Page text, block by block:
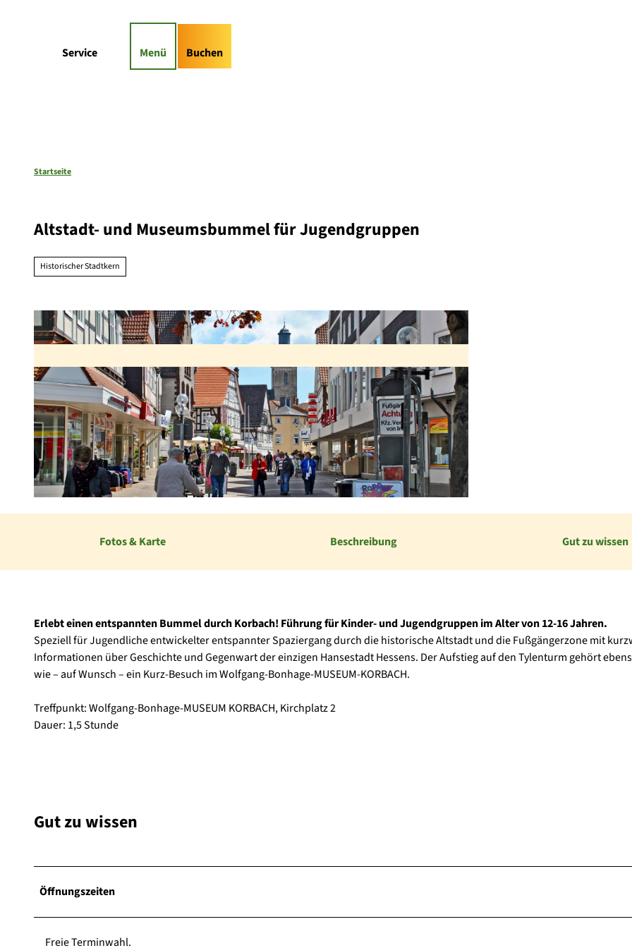
Service Menü Buchen
Startseite
Altstadt- und Museumsbummel für Jugendgruppen
Historischer Stadtkern
Fotos & Karte Beschreibung Gut zu wissen
Erlebt einen entspannten Bummel durch Korbach! Führung für Kinder- und Jugendgruppen im Alter von 12-16 Jahren.
Speziell für Jugendliche entwickelter entspannter Spaziergang durch die historische Altstadt und die Fußgängerzone mit
Informationen über Geschichte und Gegenwart der einzigen Hansestadt Hessens. Der Aufstieg auf den Tylenturm gehört
wie – auf Wunsch – ein Kurz-Besuch im Wolfgang-Bonhage-MUSEUM-KORBACH.
Treffpunkt: Wolfgang-Bonhage-MUSEUM KORBACH, Kirchplatz 2
Dauer: 1,5 Stunde
Gut zu wissen
Öffnungszeiten
Freie Terminwahl.